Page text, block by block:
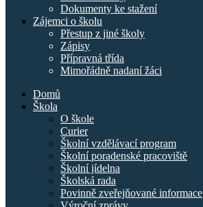
Dokumenty ke stažení
Zájemci o školu
Přestup z jiné školy
Zápisy
Přípravná třída
Mimořádně nadaní žáci
Domů
Škola
O škole
Curier
Školní vzdělávací program
Školní poradenské pracoviště
Školní jídelna
Školská rada
Povinně zveřejňované informace